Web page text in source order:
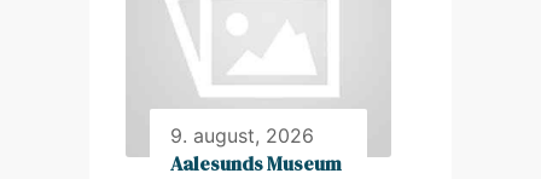
9. august, 2026
Aalesunds Museum